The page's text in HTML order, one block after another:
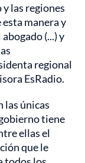
las regiones
manera y
(...) y
regional
EsRadio.
las únicas
tiene
ellas el
que le